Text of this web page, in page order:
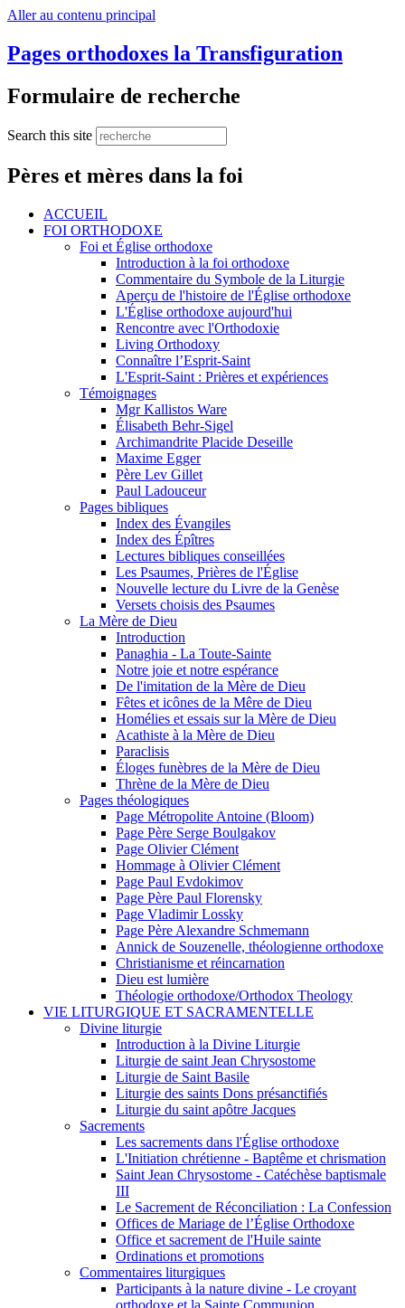
Aller au contenu principal
Pages orthodoxes la Transfiguration
Formulaire de recherche
Search this site
Pères et mères dans la foi
ACCUEIL
FOI ORTHODOXE
Foi et Église orthodoxe
Introduction à la foi orthodoxe
Commentaire du Symbole de la Liturgie
Aperçu de l'histoire de l'Église orthodoxe
L'Église orthodoxe aujourd'hui
Rencontre avec l'Orthodoxie
Living Orthodoxy
Connaître l’Esprit-Saint
L'Esprit-Saint : Prières et expériences
Témoignages
Mgr Kallistos Ware
Élisabeth Behr-Sigel
Archimandrite Placide Deseille
Maxime Egger
Père Lev Gillet
Paul Ladouceur
Pages bibliques
Index des Évangiles
Index des Épîtres
Lectures bibliques conseillées
Les Psaumes, Prières de l'Église
Nouvelle lecture du Livre de la Genèse
Versets choisis des Psaumes
La Mère de Dieu
Introduction
Panaghia - La Toute-Sainte
Notre joie et notre espérance
De l'imitation de la Mère de Dieu
Fêtes et icônes de la Mêre de Dieu
Homélies et essais sur la Mère de Dieu
Acathiste à la Mère de Dieu
Paraclisis
Éloges funèbres de la Mère de Dieu
Thrène de la Mère de Dieu
Pages théologiques
Page Métropolite Antoine (Bloom)
Page Père Serge Boulgakov
Page Olivier Clément
Hommage à Olivier Clément
Page Paul Evdokimov
Page Père Paul Florensky
Page Vladimir Lossky
Page Père Alexandre Schmemann
Annick de Souzenelle, théologienne orthodoxe
Christianisme et réincarnation
Dieu est lumière
Théologie orthodoxe/Orthodox Theology
VIE LITURGIQUE ET SACRAMENTELLE
Divine liturgie
Introduction à la Divine Liturgie
Liturgie de saint Jean Chrysostome
Liturgie de Saint Basile
Liturgie des saints Dons présanctifiés
Liturgie du saint apôtre Jacques
Sacrements
Les sacrements dans l'Église orthodoxe
L'Initiation chrétienne - Baptême et chrismation
Saint Jean Chrysostome - Catéchèse baptismale
III
Le Sacrement de Réconciliation : La Confession
Offices de Mariage de l’Église Orthodoxe
Office et sacrement de l'Huile sainte
Ordinations et promotions
Commentaires liturgiques
Participants à la nature divine - Le croyant
orthodoxe et la Sainte Communion